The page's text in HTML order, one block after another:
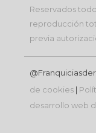
Reservados
reproducción
previa
de cookies |
desarrollo web